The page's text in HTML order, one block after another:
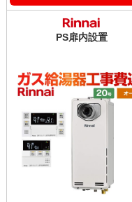
PS扉内設置